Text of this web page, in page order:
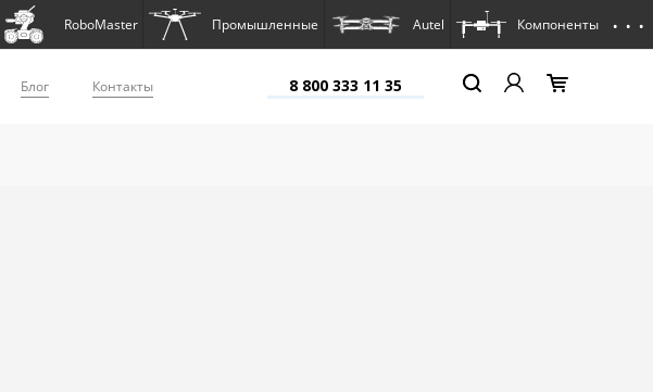
RoboMaster Промышленные Autel Компоненты . . .
Блог Контакты 8 800 333 11 35